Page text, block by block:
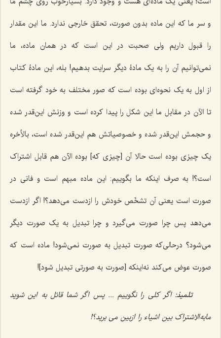
و سر ما که این ماده بدون صورت، تحقق خارجى ندارد. ما این مقدار
را قبول داریم ولى صحبت در این است که در همان ماده، ما
نمى‌توانیم آن را به یک مادۀ دیگر سرایت بدهیم! بله، این مادۀ کتاب
از اول به یک نحوه‌اى بوده است که صور مختلف به خود گرفته است
تا الآن در مقابل ما این شکل را پیدا کرده است و وزنش این‌قدر شده
و حجمش این‌قدر شده و خصوصیاتش هم این‌قدر شده است، بالأخره
یک چیزی بوده است حالا آن [چیزی که] بوده الآن هم قابل اشتراک
است؟! به صرف اینکه ما بگوییم: این ماده مبهم است و فانى در
صورت است یعنى آن تشخّص خودش را ازدست مى‌دهد؟! اگر ازدست
مى‌دهد پس چرا صورت مى‌گیرد و چرا تبدیل به یک صورت دیگر
مى‌شود؟ درحالی‌که صورت تبدیل به صورت نمى‌شود! ماده است که
صورت عوض مى‌کند نه‌اینکه‌ [صورت به صورتی تبدیل شود]!
تلمیذ:اگر کلی را نگوییم ... پس اگر شما قائل به این شوید
مابه‌الاِشتراک بین اشیاء را ازبین می برید؟!